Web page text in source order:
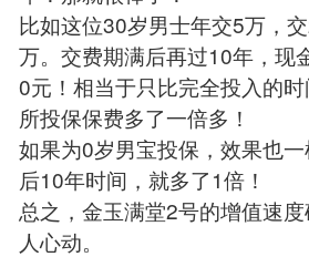
比如这位30岁男士年交5万，
万。交费期满后再过10年，现
0元！相当于只比完全投入的
所投保保费多了一倍多！
如果为0岁男宝投保，效果也
后10年时间，就多了1倍！
总之，金玉满堂2号的增值速
人心动。